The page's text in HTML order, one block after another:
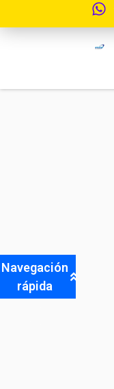
al
Navegación
rápida